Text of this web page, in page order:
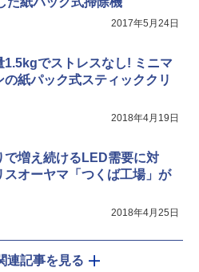
2017年5月24日
1.5kgでストレスなし! ミニマ
の紙パック式スティッククリ
2018年4月19日
で増え続けるLED需要に対
スオーヤマ「つくば工場」が
2018年4月25日
連記事を見る